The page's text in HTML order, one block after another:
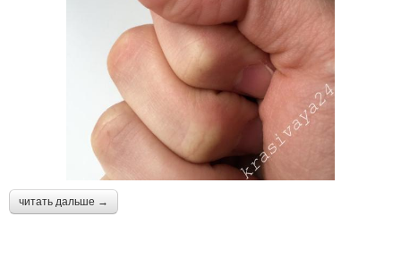
читать дальше →